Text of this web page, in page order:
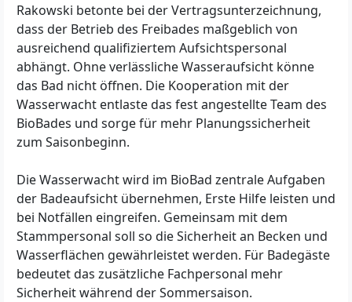
Rakowski betonte bei der Vertragsunterzeichnung,
dass der Betrieb des Freibades maßgeblich von
ausreichend qualifiziertem Aufsichtspersonal
abhängt. Ohne verlässliche Wasseraufsicht könne
das Bad nicht öffnen. Die Kooperation mit der
Wasserwacht entlaste das fest angestellte Team des
BioBades und sorge für mehr Planungssicherheit
zum Saisonbeginn.
Die Wasserwacht wird im BioBad zentrale Aufgaben
der Badeaufsicht übernehmen, Erste Hilfe leisten und
bei Notfällen eingreifen. Gemeinsam mit dem
Stammpersonal soll so die Sicherheit an Becken und
Wasserflächen gewährleistet werden. Für Badegäste
bedeutet das zusätzliche Fachpersonal mehr
Sicherheit während der Sommersaison.